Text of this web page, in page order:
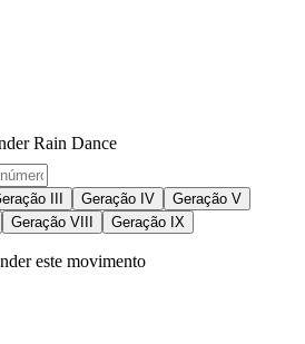
Rain Dance
III Geração IV
Geração V
Geração VIII Geração IX
este movimento